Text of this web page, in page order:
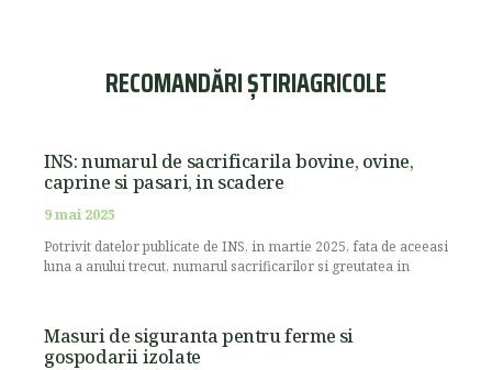
RECOMANDĂRI ȘTIRIAGRICOLE
INS: numarul de sacrificarila bovine, ovine,
caprine si pasari, in scadere
9 mai 2025
Potrivit datelor publicate de INS, in martie 2025, fata de aceeasi
luna a anului trecut, numarul sacrificarilor si greutatea in
Masuri de siguranta pentru ferme si
gospodarii izolate